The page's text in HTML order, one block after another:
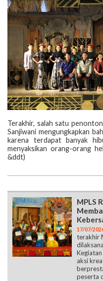
Terakhir, salah satu
Sanjiwani mengungkapkan
karena terdapat banyak
menyaksikan orang-orang
&ddt)
MPLS
17/07/
terakhir
aksi
peserta